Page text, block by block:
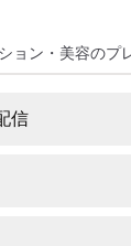
ョン・美容のプ
信